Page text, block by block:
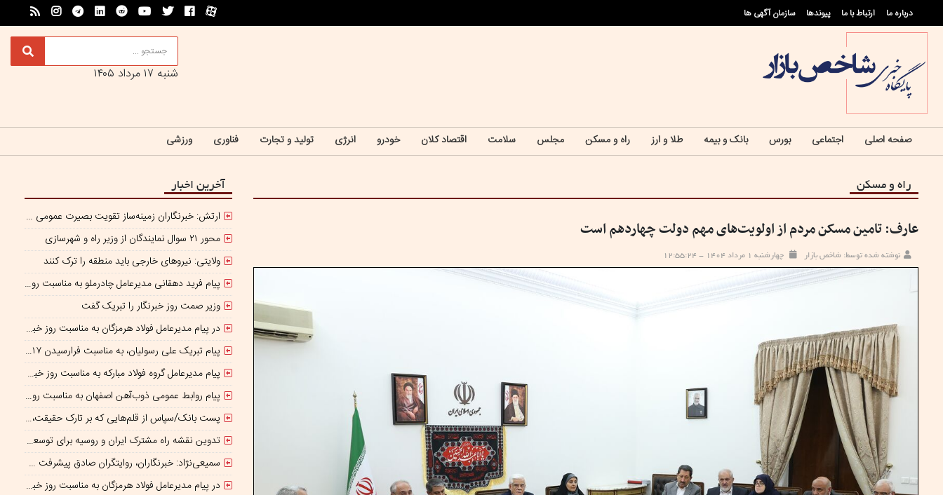
درباره ما ارتباط با ما پيوندها سازمان آگهی ها
شنبه ۱۷ مرداد ۱۴۰۵
صفحه اصلی اجتماعی بورس بانک و بیمه طلا و ارز راه و مسکن مجلس سلامت اقتصاد کلان خودرو انرژی تولید و تجارت فناوری ورزشی
راه و مسکن
عارف: تامین مسکن مردم از اولویت‌های مهم دولت چهاردهم است
نوشته شده توسط: شاخص بازار چهارشنبه ۱ مرداد ۱۴۰۴ - ۱۲:۵۵:۲۴
آخرین اخبار
ارتش: خبرنگاران زمینه‌ساز تقویت بصیرت عمومی جامعه هستند
محور ۲۱ سوال نمایندگان از وزیر راه و شهرسازی
ولایتی: نیروهای خارجی باید منطقه را ترک کنند
پیام فرید دهقانی مدیرعامل چادرملو به مناسبت روز خبرنگار:
وزیر صمت روز خبرنگار را تبریک گفت
در پیام مدیرعامل فولاد هرمزگان به مناسبت روز خبرنگار مطرح شد؛ همراهی رسانه با جهاد تولید، سرمایه‌ای برای پیشرفت کشور است
پیام تبریک علی رسولیان، به مناسبت فرارسیدن ۱۷ مرداد روز خبرنگار
پیام مدیرعامل گروه فولاد مبارکه به مناسبت روز خبرنگار:
پیام روابط عمومی ذوب‌آهن اصفهان به مناسبت روز خبرنگار
پست بانک/سپاس از قلم‌هایی که بر تارک حقیقت، روشنایی می‌ آفرینند
تدوین نقشه راه مشترک ایران و روسیه برای توسعه تجارت و سرمایه‌گذاری صنعتی
سمیعی‌نژاد: خبرنگاران، روایتگران صادق پیشرفت معدن و صنایع معدنی هستند
در پیام مدیرعامل فولاد هرمزگان به مناسبت روز خبرنگار مطرح شد